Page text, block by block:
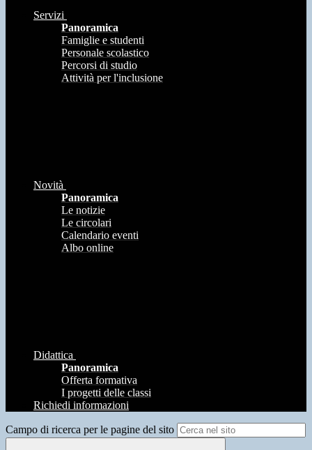
Servizi
Panoramica
Famiglie e studenti
Personale scolastico
Percorsi di studio
Attività per l'inclusione
Novità
Panoramica
Le notizie
Le circolari
Calendario eventi
Albo online
Didattica
Panoramica
Offerta formativa
I progetti delle classi
Richiedi informazioni
Campo di ricerca per le pagine del sito